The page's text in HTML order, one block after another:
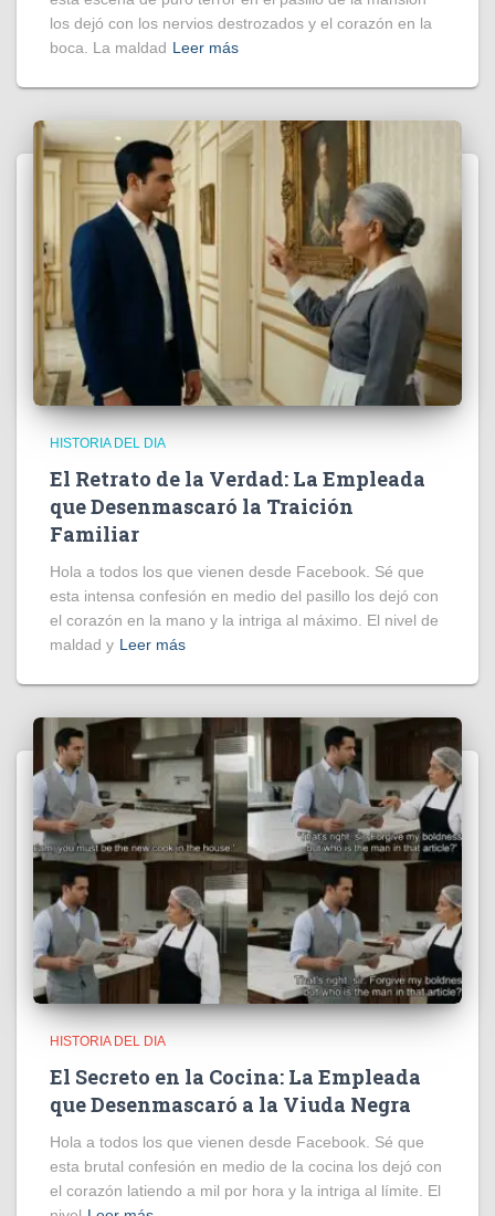
los dejó con los nervios destrozados y el corazón en la
boca. La maldad Leer más
HISTORIA DEL DIA
El Retrato de la Verdad: La Empleada
que Desenmascaró la Traición
Familiar
Hola a todos los que vienen desde Facebook. Sé que
esta intensa confesión en medio del pasillo los dejó con
el corazón en la mano y la intriga al máximo. El nivel de
maldad y Leer más
HISTORIA DEL DIA
El Secreto en la Cocina: La Empleada
que Desenmascaró a la Viuda Negra
Hola a todos los que vienen desde Facebook. Sé que
esta brutal confesión en medio de la cocina los dejó con
el corazón latiendo a mil por hora y la intriga al límite. El